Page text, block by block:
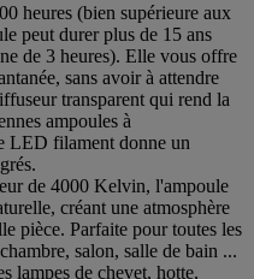
heures (bien supérieure aux
peut durer plus de 15 ans
de 3 heures). Elle vous offre
sans avoir à attendre
transparent qui rend la
ampoules à
LED filament donne un
de 4000 Kelvin, l'ampoule
créant une atmosphère
pièce. Parfaite pour toutes les
salon, salle de bain ...
lampes de chevet, hotte,